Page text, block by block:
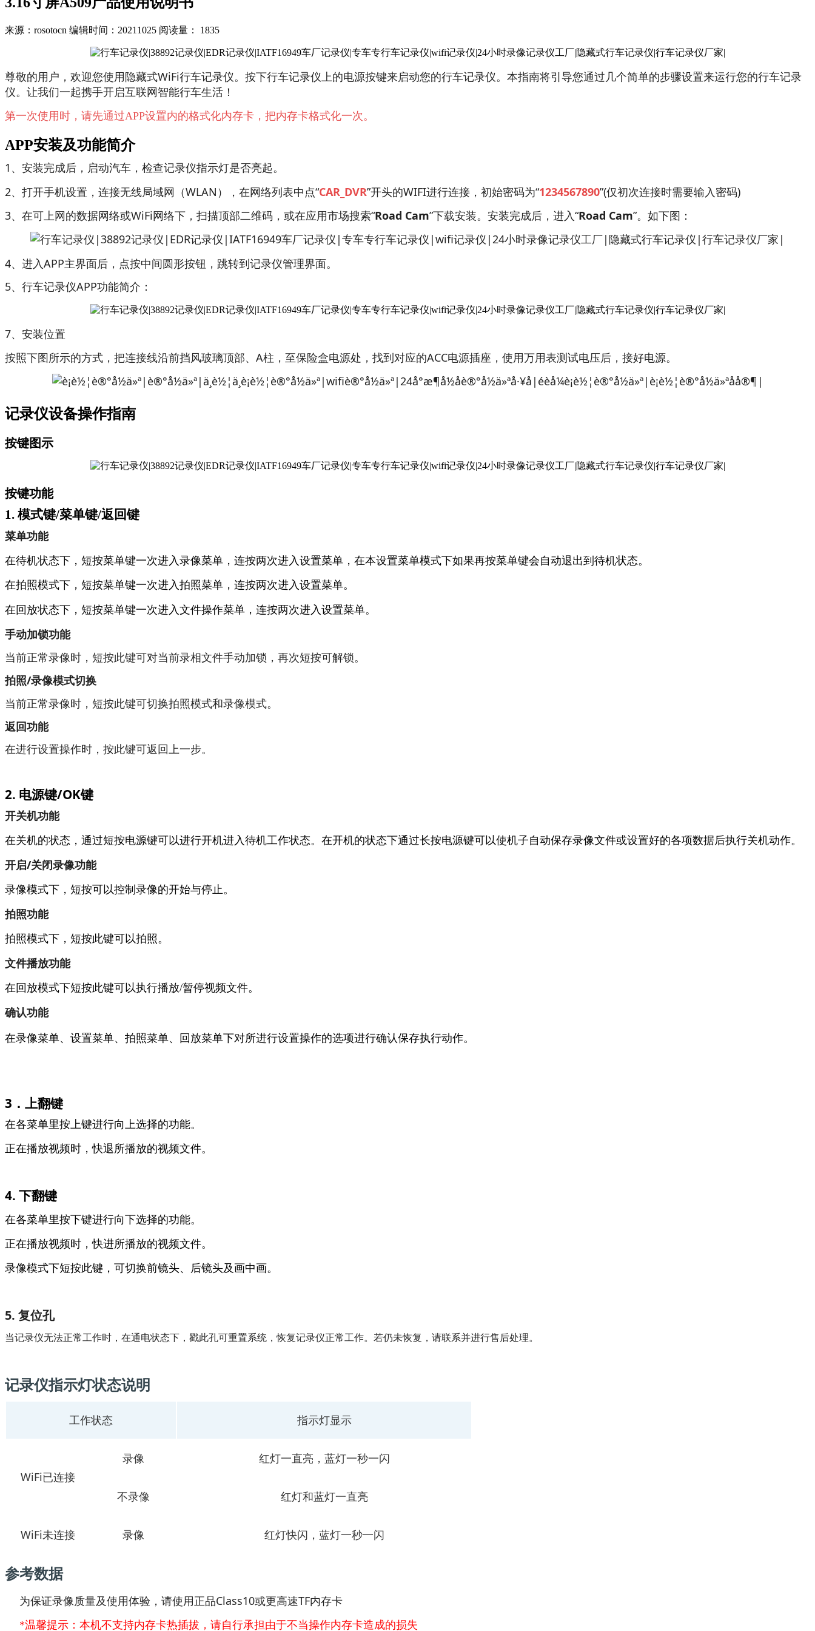
来源：rosotocn 编辑时间：20211025 阅读量： 1835
尊敬的用户，欢迎您使用隐藏式WiFi行车记录仪。按下行车记录仪上的电源按键来启动您的行车记录仪。本指南将引导您通过几个简单的步骤设置来运行您的行车记录
仪。让我们一起携手开启互联网智能行车生活！
第一次使用时，请先通过APP设置内的格式化内存卡，把内存卡格式化一次。
APP安装及功能简介
1、安装完成后，启动汽车，检查记录仪指示灯是否亮起。
2、打开手机设置，连接无线局域网（WLAN），在网络列表中点“CAR_DVR”开头的WIFI进行连接，初始密码为“1234567890”(仅初次连接时需要输入密码)
3、在可上网的数据网络或WiFi网络下，扫描顶部二维码，或在应用市场搜索“Road Cam”下载安装。安装完成后，进入“Road Cam”。如下图：
4、进入APP主界面后，点按中间圆形按钮，跳转到记录仪管理界面。
5、行车记录仪APP功能简介：
7、安装位置
按照下图所示的方式，把连接线沿前挡风玻璃顶部、A柱，至保险盒电源处，找到对应的ACC电源插座，使用万用表测试电压后，接好电源。
记录仪设备操作指南
按键图示
按键功能
1. 模式键/菜单键/返回键
菜单功能
在待机状态下，短按菜单键一次进入录像菜单，连按两次进入设置菜单，在本设置菜单模式下如果再按菜单键会自动退出到待机状态。
在拍照模式下，短按菜单键一次进入拍照菜单，连按两次进入设置菜单。
在回放状态下，短按菜单键一次进入文件操作菜单，连按两次进入设置菜单。
手动加锁功能
当前正常录像时，短按此键可对当前录相文件手动加锁，再次短按可解锁。
拍照/录像模式切换
当前正常录像时，短按此键可切换拍照模式和录像模式。
返回功能
在进行设置操作时，按此键可返回上一步。
2. 电源键/OK键
开关机功能
在关机的状态，通过短按电源键可以进行开机进入待机工作状态。在开机的状态下通过长按电源键可以使机子自动保存录像文件或设置好的各项数据后执行关机动作。
开启/关闭录像功能
录像模式下，短按可以控制录像的开始与停止。
拍照功能
拍照模式下，短按此键可以拍照。
文件播放功能
在回放模式下短按此键可以执行播放/暂停视频文件。
确认功能
在录像菜单、设置菜单、拍照菜单、回放菜单下对所进行设置操作的选项进行确认保存执行动作。
3．上翻键
在各菜单里按上键进行向上选择的功能。
正在播放视频时，快退所播放的视频文件。
4. 下翻键
在各菜单里按下键进行向下选择的功能。
正在播放视频时，快进所播放的视频文件。
录像模式下短按此键，可切换前镜头、后镜头及画中画。
5. 复位孔
当记录仪无法正常工作时，在通电状态下，戳此孔可重置系统，恢复记录仪正常工作。若仍未恢复，请联系并进行售后处理。
记录仪指示灯状态说明
工作状态 指示灯显示
WiFi已连接
录像 红灯一直亮，蓝灯一秒一闪
不录像 红灯和蓝灯一直亮
WiFi未连接 录像 红灯快闪，蓝灯一秒一闪
参考数据
为保证录像质量及使用体验，请使用正品Class10或更高速TF内存卡
*温馨提示：本机不支持内存卡热插拔，请自行承担由于不当操作内存卡造成的损失